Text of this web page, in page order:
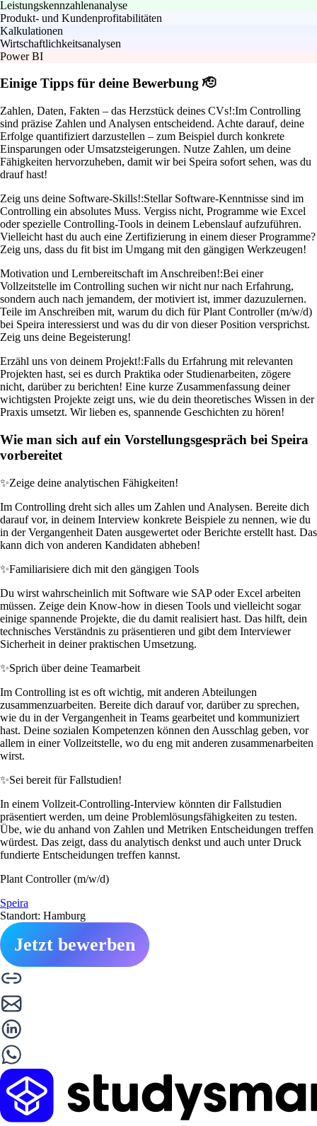
Leistungskennzahlenanalyse
Produkt- und Kundenprofitabilitäten
Kalkulationen
Wirtschaftlichkeitsanalysen
Power BI
Einige Tipps für deine Bewerbung 🫡
Zahlen, Daten, Fakten – das Herzstück deines CVs!:Im Controlling
sind präzise Zahlen und Analysen entscheidend. Achte darauf, deine
Erfolge quantifiziert darzustellen – zum Beispiel durch konkrete
Einsparungen oder Umsatzsteigerungen. Nutze Zahlen, um deine
Fähigkeiten hervorzuheben, damit wir bei Speira sofort sehen, was du
drauf hast!
Zeig uns deine Software-Skills!:Stellar Software-Kenntnisse sind im
Controlling ein absolutes Muss. Vergiss nicht, Programme wie Excel
oder spezielle Controlling-Tools in deinem Lebenslauf aufzuführen.
Vielleicht hast du auch eine Zertifizierung in einem dieser Programme?
Zeig uns, dass du fit bist im Umgang mit den gängigen Werkzeugen!
Motivation und Lernbereitschaft im Anschreiben!:Bei einer
Vollzeitstelle im Controlling suchen wir nicht nur nach Erfahrung,
sondern auch nach jemandem, der motiviert ist, immer dazuzulernen.
Teile im Anschreiben mit, warum du dich für Plant Controller (m/w/d)
bei Speira interessierst und was du dir von dieser Position versprichst.
Zeig uns deine Begeisterung!
Erzähl uns von deinem Projekt!:Falls du Erfahrung mit relevanten
Projekten hast, sei es durch Praktika oder Studienarbeiten, zögere
nicht, darüber zu berichten! Eine kurze Zusammenfassung deiner
wichtigsten Projekte zeigt uns, wie du dein theoretisches Wissen in der
Praxis umsetzt. Wir lieben es, spannende Geschichten zu hören!
Wie man sich auf ein Vorstellungsgespräch bei Speira
vorbereitet
✨Zeige deine analytischen Fähigkeiten!
Im Controlling dreht sich alles um Zahlen und Analysen. Bereite dich
darauf vor, in deinem Interview konkrete Beispiele zu nennen, wie du
in der Vergangenheit Daten ausgewertet oder Berichte erstellt hast. Das
kann dich von anderen Kandidaten abheben!
✨Familiarisiere dich mit den gängigen Tools
Du wirst wahrscheinlich mit Software wie SAP oder Excel arbeiten
müssen. Zeige dein Know-how in diesen Tools und vielleicht sogar
einige spannende Projekte, die du damit realisiert hast. Das hilft, dein
technisches Verständnis zu präsentieren und gibt dem Interviewer
Sicherheit in deiner praktischen Umsetzung.
✨Sprich über deine Teamarbeit
Im Controlling ist es oft wichtig, mit anderen Abteilungen
zusammenzuarbeiten. Bereite dich darauf vor, darüber zu sprechen,
wie du in der Vergangenheit in Teams gearbeitet und kommuniziert
hast. Deine sozialen Kompetenzen können den Ausschlag geben, vor
allem in einer Vollzeitstelle, wo du eng mit anderen zusammenarbeiten
wirst.
✨Sei bereit für Fallstudien!
In einem Vollzeit-Controlling-Interview könnten dir Fallstudien
präsentiert werden, um deine Problemlösungsfähigkeiten zu testen.
Übe, wie du anhand von Zahlen und Metriken Entscheidungen treffen
würdest. Das zeigt, dass du analytisch denkst und auch unter Druck
fundierte Entscheidungen treffen kannst.
Plant Controller (m/w/d)
Speira
Standort: Hamburg
Jetzt bewerben